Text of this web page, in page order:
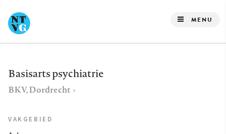
naar
de
gaan
MENU
Basisarts psychiatrie
BKV, Dordrecht
VAKGEBIED